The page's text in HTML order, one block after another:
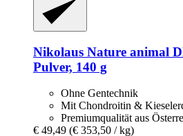
Nikolaus Nature animal
Pulver, 140 g
Ohne Gentechnik
Mit Chondroitin &
Premiumqualität aus
€ 49,49 (€ 353,50 / kg)